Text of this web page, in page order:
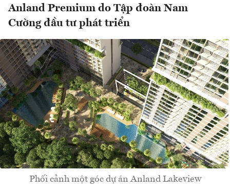
Anland Premium do Tập đoàn Nam
Cường đầu tư phát triển
Phối cảnh một góc dự án Anland Lakeview